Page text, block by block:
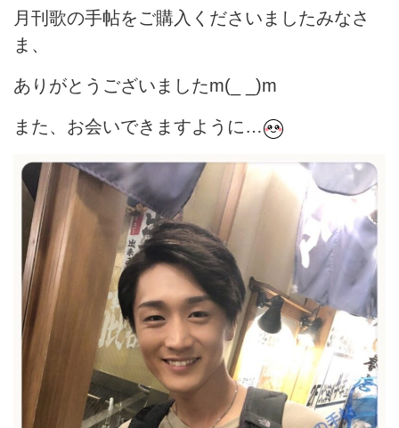
月刊歌の手帖をご購入くださいましたみなさ
ま、
ありがとうございましたm(_ _)m
また、お会いできますように…